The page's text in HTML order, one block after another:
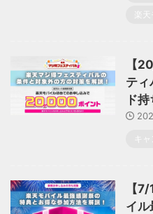
楽
【
テ
ド
キ
【
イ